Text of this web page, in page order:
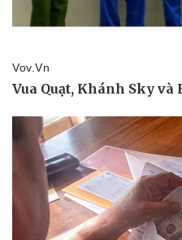
Bóng đá
Thế giới thể thao
Hậu trường